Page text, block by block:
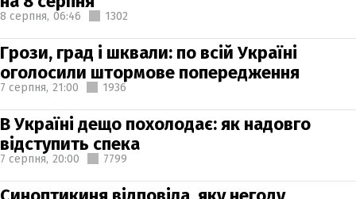
8 серпня, 06:46 1302
Грози, град і шквали: по всій Україні
оголосили штормове попередження
7 серпня, 21:00 1936
В Україні дещо похолодає: як надовго
відступить спека
7 серпня, 20:00 7799